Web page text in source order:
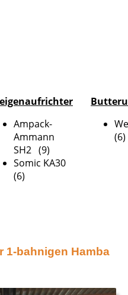
Ampack-
Ammann
SH2 (9)
Somic KA30
(6)
(6)
1-bahnigen Hamba